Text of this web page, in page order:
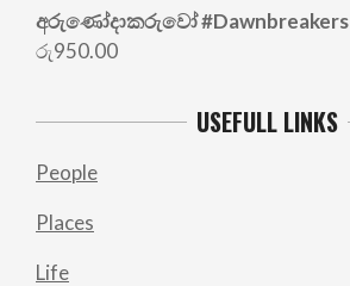
අරු‍ණෝදාකරුවෝ #Dawnbreakers
රු950.00
USEFULL LINKS
People
Places
Life